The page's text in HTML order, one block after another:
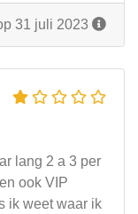
31 juli 2023
lang 2 a 3 per
ook VIP
ik weet waar ik